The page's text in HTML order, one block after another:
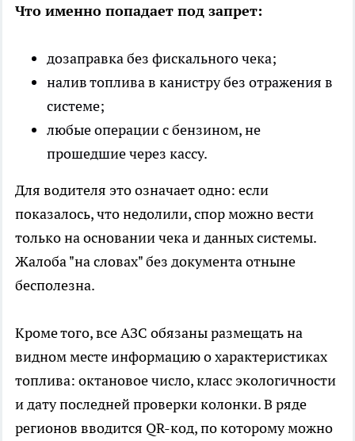
Что именно попадает под запрет:
дозаправка без фискального чека;
налив топлива в канистру без отражения в
системе;
любые операции с бензином, не
прошедшие через кассу.
Для водителя это означает одно: если
показалось, что недолили, спор можно вести
только на основании чека и данных системы.
Жалоба "на словах" без документа отныне
бесполезна.
Кроме того, все АЗС обязаны размещать на
видном месте информацию о характеристиках
топлива: октановое число, класс экологичности
и дату последней проверки колонки. В ряде
регионов вводится QR-код, по которому можно